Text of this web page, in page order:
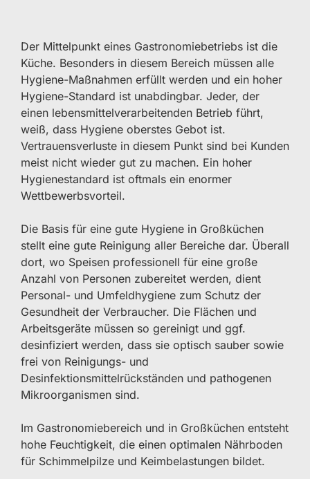
Der Mittelpunkt eines Gastronomiebetriebs ist die
Küche. Besonders in diesem Bereich müssen alle
Hygiene-Maßnahmen erfüllt werden und ein hoher
Hygiene-Standard ist unabdingbar. Jeder, der
einen lebensmittelverarbeitenden Betrieb führt,
weiß, dass Hygiene oberstes Gebot ist.
Vertrauensverluste in diesem Punkt sind bei Kunden
meist nicht wieder gut zu machen. Ein hoher
Hygienestandard ist oftmals ein enormer
Wettbewerbsvorteil.
Die Basis für eine gute Hygiene in Großküchen
stellt eine gute Reinigung aller Bereiche dar. Überall
dort, wo Speisen professionell für eine große
Anzahl von Personen zubereitet werden, dient
Personal- und Umfeldhygiene zum Schutz der
Gesundheit der Verbraucher. Die Flächen und
Arbeitsgeräte müssen so gereinigt und ggf.
desinfiziert werden, dass sie optisch sauber sowie
frei von Reinigungs- und
Desinfektionsmittelrückständen und pathogenen
Mikroorganismen sind.
Im Gastronomiebereich und in Großküchen entsteht
hohe Feuchtigkeit, die einen optimalen Nährboden
für Schimmelpilze und Keimbelastungen bildet.